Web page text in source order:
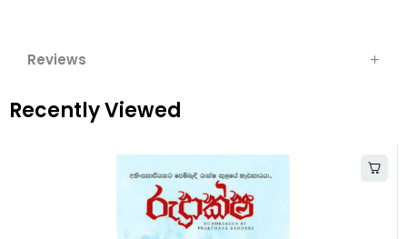
Reviews
Recently Viewed